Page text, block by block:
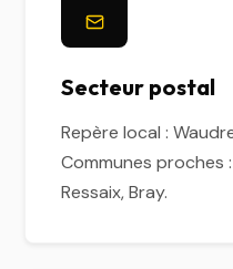
Secteur postal
Repère local :
Communes proches
Ressaix, Bray.